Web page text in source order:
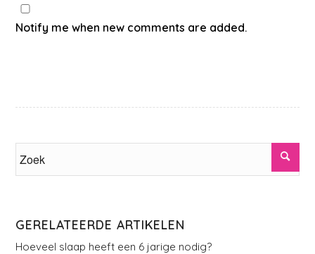
Notify me when new comments are added.
GERELATEERDE ARTIKELEN
Hoeveel slaap heeft een 6 jarige nodig?